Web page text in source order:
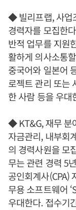
◆ 빌리프랩, 사업
경력자를 모집한
반적 업무를 지원
활하게 의사소통
중국어와 일본어
로젝트 관리 또는
한 사람 등을 우
◆ KT&G, 재무 분
자금관리, 내부회
의 경력사원을 모
무는 관련 경력 5
공인회계사(CPA)
무용 소프트웨어
우대한다. 접수기